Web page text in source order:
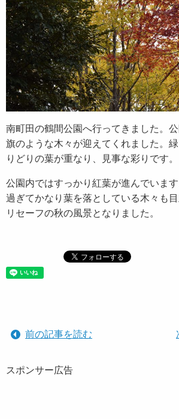
南町田の鶴間公園へ行ってきました。
旗のような木々が迎えてくれました。
りどりの葉が重なり、見事な彩りです。
公園内ではすっかり紅葉が進んでいま
過ぎてかなり葉を落としている木々も
リセーフの秋の風景となりました。
前の記事を読む
スポンサー広告